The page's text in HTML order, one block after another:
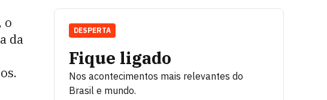
o
da
Fique ligado
Nos acontecimentos mais relevantes do
Brasil e mundo.
DESPERTA